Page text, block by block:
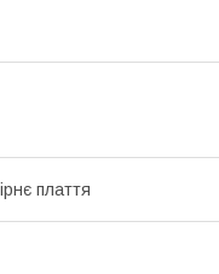
плаття